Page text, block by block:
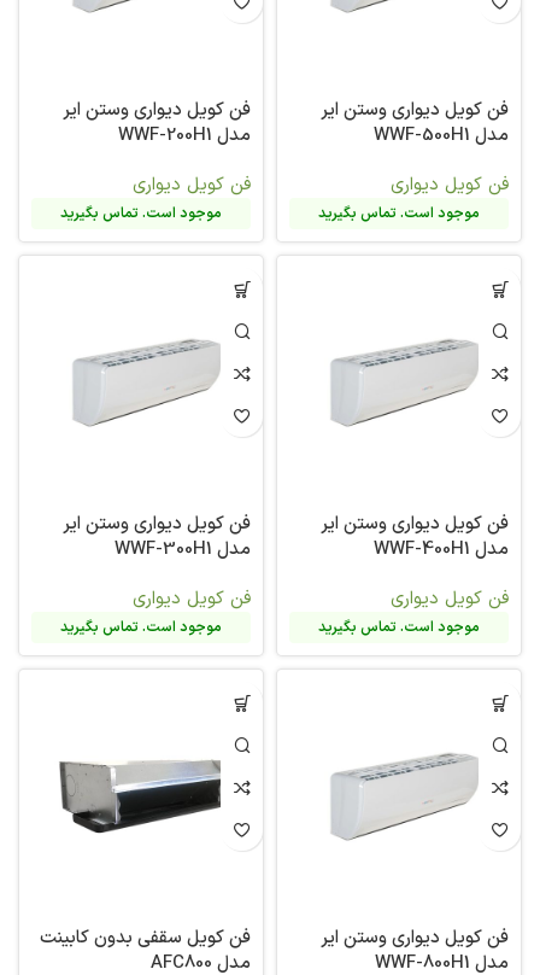
فن کویل دیواری وستن ایر
مدل WWF-500H1
فن کویل دیواری
موجود است. تماس بگیرید
فن کویل دیواری وستن ایر
مدل WWF-200H1
فن کویل دیواری
موجود است. تماس بگیرید
فن کویل دیواری وستن ایر
مدل WWF-400H1
فن کویل دیواری
موجود است. تماس بگیرید
فن کویل دیواری وستن ایر
مدل WWF-300H1
فن کویل دیواری
موجود است. تماس بگیرید
فن کویل دیواری وستن ایر
مدل WWF-800H1
فن کویل سقفی بدون کابینت
مدل AFC800